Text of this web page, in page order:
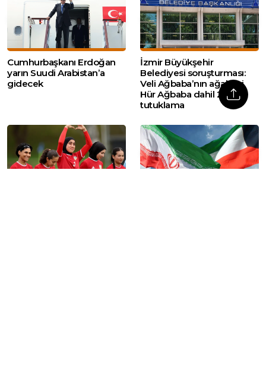
Cumhurbaşkanı Erdoğan
yarın Suudi Arabistan’a
gidecek
İzmir Büyükşehir
Belediyesi soruşturması:
Veli Ağbaba’nın ağabeyi
Hür Ağbaba dahil 2
tutuklama